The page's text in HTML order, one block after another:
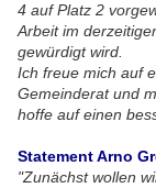
4 auf Platz 2
Arbeit im
gewürdigt wird.
Ich freue mich auf
Gemeinderat und
hoffe auf einen
Statement Arno
"Zunächst wollen